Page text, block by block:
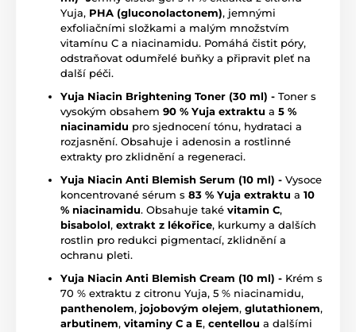
Yuja, PHA (gluconolactonem), jemnými
exfoliačními složkami a malým množstvím
vitamínu C a niacinamidu. Pomáhá čistit póry,
odstraňovat odumřelé buňky a připravit pleť na
další péči.
Yuja Niacin Brightening Toner (30 ml) - Toner s
vysokým obsahem 90 % Yuja extraktu a 5 %
niacinamidu pro sjednocení tónu, hydrataci a
rozjasnění. Obsahuje i adenosin a rostlinné
extrakty pro zklidnění a regeneraci.
Yuja Niacin Anti Blemish Serum (10 ml) - Vysoce
koncentrované sérum s 83 % Yuja extraktu a 10
% niacinamidu. Obsahuje také vitamin C,
bisabolol, extrakt z lékořice, kurkumy a dalších
rostlin pro redukci pigmentací, zklidnění a
ochranu pleti.
Yuja Niacin Anti Blemish Cream (10 ml) - Krém s
70 % extraktu z citronu Yuja, 5 % niacinamidu,
panthenolem, jojobovým olejem, glutathionem,
arbutinem, vitaminy C a E, centellou a dalšími